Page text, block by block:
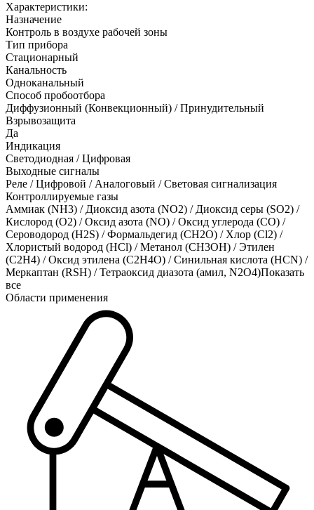
Характеристики:
Назначение
Контроль в воздухе рабочей зоны
Тип прибора
Стационарный
Канальность
Одноканальный
Способ пробоотбора
Диффузионный (Конвекционный) / Принудительный
Взрывозащита
Да
Индикация
Светодиодная / Цифровая
Выходные сигналы
Реле / Цифровой / Аналоговый / Световая сигнализация
Контроллируемые газы
Аммиак (NH3) / Диоксид азота (NO2) / Диоксид серы (SO2) /
Кислород (O2) /Оксид азота (NO) /Оксид углерода (CO) /
Сероводород (H2S) /Формальдегид (CH2O) / Хлор (Cl2) /
Хлористый водород (HCl) /Метанол (CH3OH) /Этилен
(C2H4) /Оксид этилена (C2H4O) /Синильная кислота (HCN) /
Меркаптан (RSH) /Тетраоксид диазота (амил, N2O4)Показать
все
Области применения